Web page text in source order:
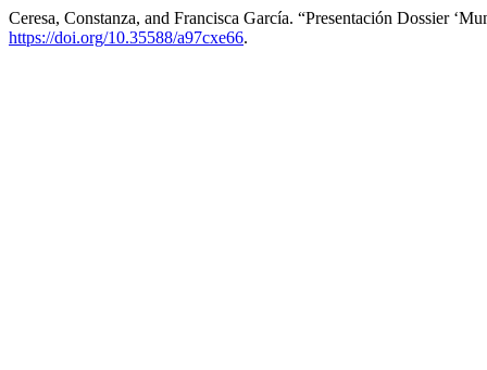
Ceresa, Constanza, and Francisca García. “Presentación Dossier
https://doi.org/10.35588/a97cxe66.